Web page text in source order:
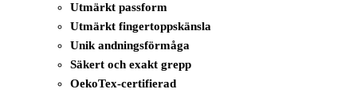
Utmärkt passform
Utmärkt fingertoppskänsla
Unik andningsförmåga
Säkert och exakt grepp
OekoTex-certifierad